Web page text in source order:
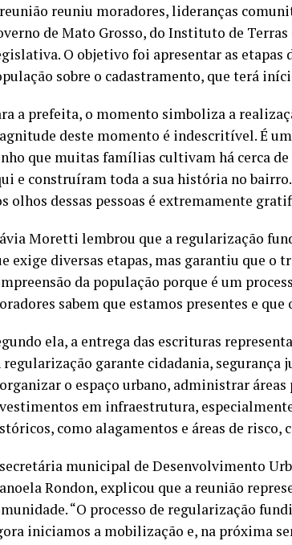
reuniu moradores, lideranças
de Mato Grosso, do Instituto de
O objetivo foi apresentar as etapas
sobre o cadastramento, que terá
a prefeita, o momento simboliza a
deste momento é indescritível. É
que muitas famílias cultivam há cerca
e construíram toda a sua história no
olhos dessas pessoas é extremamente
Moretti lembrou que a regularização
exige diversas etapas, mas garantiu que o
da população porque é um
sabem que estamos presentes e
ela, a entrega das escrituras
regularização garante cidadania,
o espaço urbano, administrar áreas
em infraestrutura,
como alagamentos e áreas de risco,
municipal de Desenvolvimento
Rondon, explicou que a reunião
“O processo de regularização
iniciamos a mobilização e, na próxima